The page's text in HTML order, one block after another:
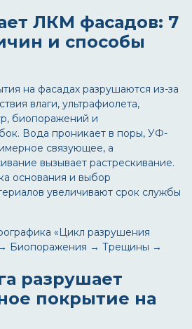
ЛКМ фасадов: 7
и способы
на фасадах разрушаются из-за
влаги, ультрафиолета,
биопоражений и
Вода проникает в поры, УФ-
связующее, а
вызывает растрескивание.
основания и выбор
увеличивают срок службы
«Цикл разрушения
Биопоражения → Трещины →
разрушает
покрытие на